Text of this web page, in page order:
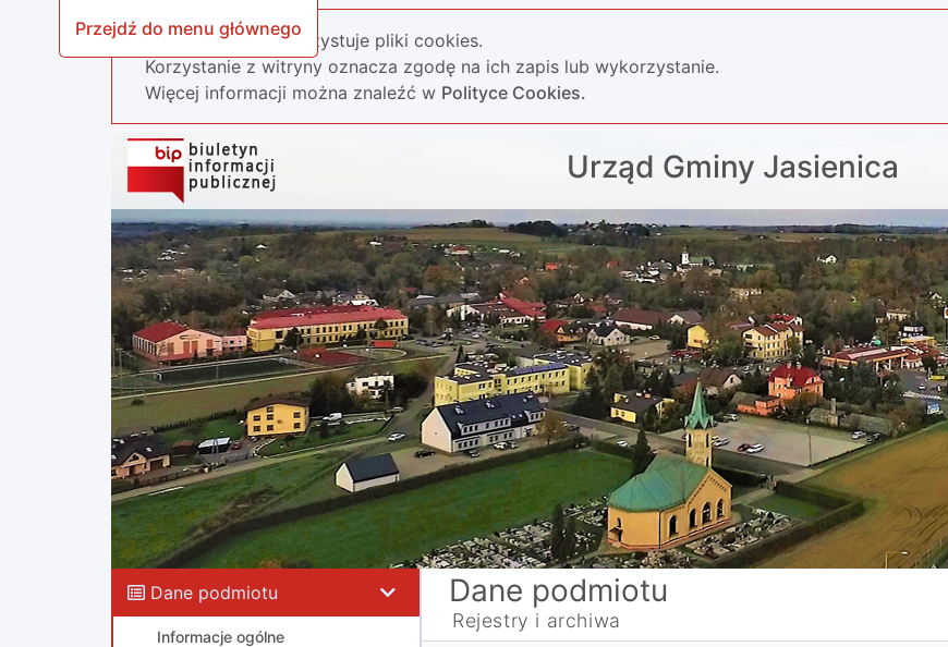
Przejdź do menu głównego
Nasza strona wykorzystuje pliki cookies.
Korzystanie z witryny oznacza zgodę na ich zapis lub wykorzystanie.
Więcej informacji można znaleźć w Polityce Cookies.
Urząd Gminy Jasienica
Dane podmiotu
Informacje ogólne
Dane podmiotu
Rejestry i archiwa